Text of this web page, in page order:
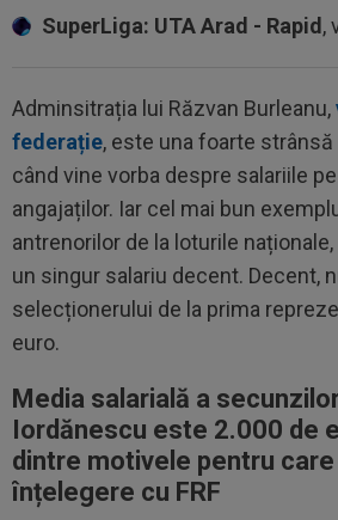
SuperLiga: UTA Arad - Rapid ,
Adminsitrația lui Răzvan Burleanu,
federație, este una foarte
când vine vorba despre salariile
angajaților. Iar cel mai bun
antrenorilor de la loturile
un singur salariu decent. Decent,
selecționerului de la prima
euro.
Media salarială a
Iordănescu este 2.000 de
dintre motivele pentru care
înțelegere cu FRF